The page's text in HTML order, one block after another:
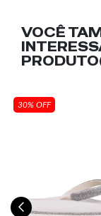
VOCÊ
30% OFF